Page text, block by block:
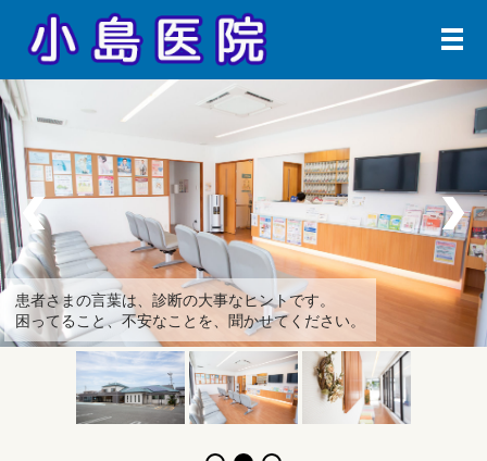
メ
患者さまの言葉は、診断の大事なヒントです。
困ってること、不安なことを、聞かせてください。